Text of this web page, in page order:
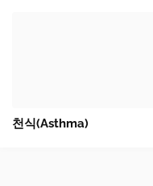
천식(Asthma)